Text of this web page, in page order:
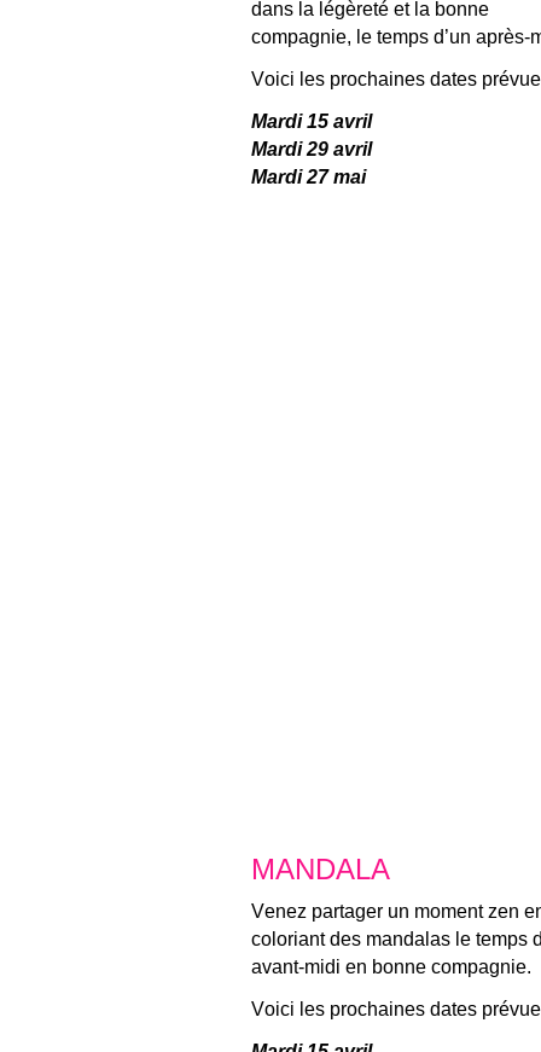
dans la légèreté et la bonne
compagnie, le temps d’un après-
Voici les prochaines dates
Mardi 15 avril
Mardi 29 avril
Mardi 27 mai
MANDALA
Venez partager un moment zen
coloriant des mandalas le temps
avant-midi en bonne compagnie.
Voici les prochaines dates